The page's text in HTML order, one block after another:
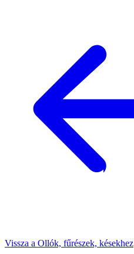
Vissza a Ollók, fűrészek, késekhez